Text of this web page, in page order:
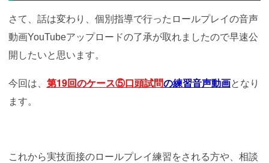
さて、話は変わり、個別指導で行ったロールプレイの音声
動画YouTubeアップロードの了承が取れましたので早速公
開したいと思います。
今回は、 第19回のケース⑤口頭試問の練習音声動画となり
ます。
これから実技面接のロールプレイ練習をされる方や、相談